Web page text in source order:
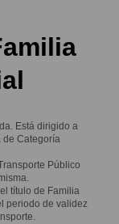
Está dirigido a
de Categoría
Público
título de Familia
periodo de validez